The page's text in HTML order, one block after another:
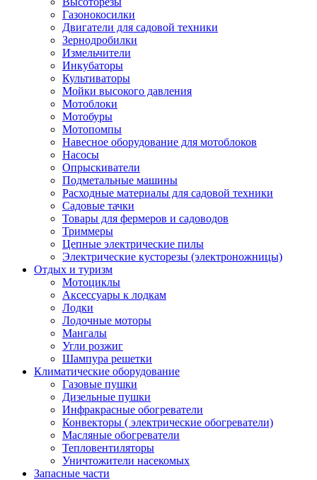
Газонокосилки
Двигатели для садовой техники
Зернодробилки
Измельчители
Инкубаторы
Культиваторы
Мойки высокого давления
Мотоблоки
Мотобуры
Мотопомпы
Навесное оборудование для мотоблоков
Насосы
Опрыскиватели
Подметальные машины
Расходные материалы для садовой техники
Садовые тачки
Товары для фермеров и садоводов
Триммеры
Цепные электрические пилы
Электрические кусторезы (электроножницы)
Отдых и туризм
Мотоциклы
Аксессуары к лодкам
Лодки
Лодочные моторы
Мангалы
Угли розжиг
Шампура решетки
Климатические оборудование
Газовые пушки
Дизельные пушки
Инфракрасные обогреватели
Конвекторы ( электрические обогреватели)
Масляные обогреватели
Тепловентиляторы
Уничтожители насекомых
Запасные части